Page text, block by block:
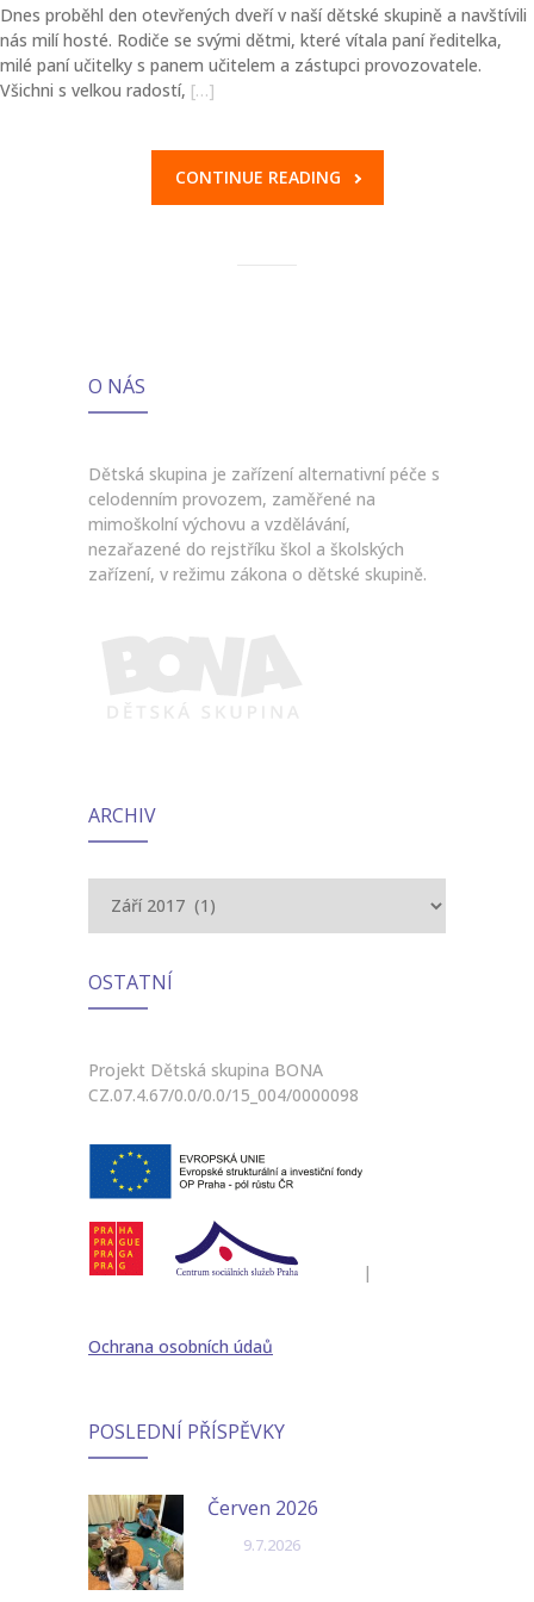
Dnes proběhl den otevřených dveří v naší dětské skupině a navštívili
nás milí hosté. Rodiče se svými dětmi, které vítala paní ředitelka,
milé paní učitelky s panem učitelem a zástupci provozovatele.
Všichni s velkou radostí, […]
CONTINUE READING
O NÁS
Dětská skupina je zařízení alternativní péče s
celodenním provozem, zaměřené na
mimoškolní výchovu a vzdělávání,
nezařazené do rejstříku škol a školských
zařízení, v režimu zákona o dětské skupině.
ARCHIV
OSTATNÍ
Projekt Dětská skupina BONA
CZ.07.4.67/0.0/0.0/15_004/0000098
|
Ochrana osobních údaů
POSLEDNÍ PŘÍSPĚVKY
Červen 2026
9.7.2026